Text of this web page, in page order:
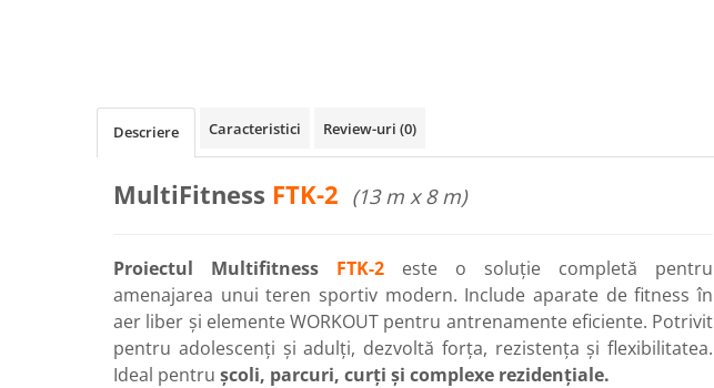
Table pentru desen
Gardulețe
Echipamente pentru grădinițe
Accesorii / Componente
Tobogane din plastic
Descriere Caracteristici Review-uri (0)
MultiFitness FTK-2 (13 m x 8 m)
Proiectul Multifitness FTK-2 este o soluție completă pentru
amenajarea unui teren sportiv modern. Include aparate de fitness în
aer liber și elemente WORKOUT pentru antrenamente eficiente. Potrivit
pentru adolescenți și adulți, dezvoltă forța, rezistența și flexibilitatea.
Ideal pentru școli, parcuri, curți și complexe rezidențiale.